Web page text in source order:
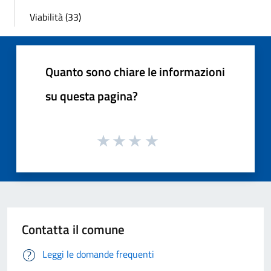
Viabilità (33)
Quanto sono chiare le informazioni
su questa pagina?
Contatta il comune
Leggi le domande frequenti